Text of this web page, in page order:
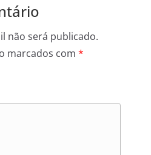
não será publicado.
marcados com *